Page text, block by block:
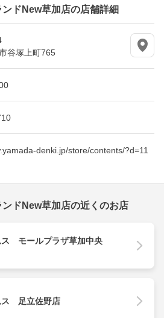
ドNew草加店の店舗詳細
谷塚上町765
denki.jp/store/contents/?d=11
ドNew草加店の近くのお店
ス モールプラザ草加中央
ス 足立佐野店